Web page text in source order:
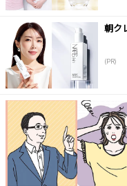
朝ク
(PR)